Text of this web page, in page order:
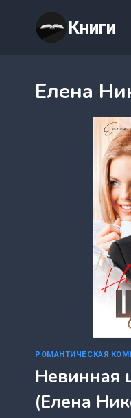
содержимому
Книги
Елена
РОМАНТИЧЕСКАЯ
Невинная
(Елена